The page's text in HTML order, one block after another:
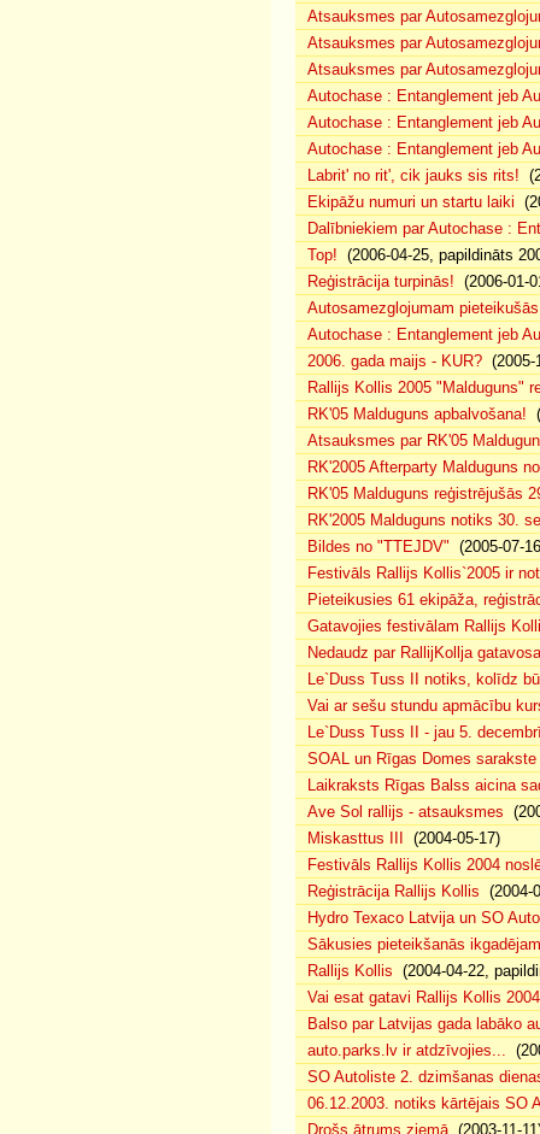
Atsauksmes par
Atsauksmes par
Atsauksmes par
Autochase : Entanglement jeb
Autochase : Entanglement jeb
Autochase : Entanglement jeb
Labrit' no rit', cik jauks sis rits!
Ekipāžu numuri un startu laiki
Dalībniekiem par Autochase :
Top! (2006-04-25, papildināts
Reģistrācija turpinās! (2006-01-
Autosamezglojumam
Autochase : Entanglement jeb
2006. gada maijs - KUR? (2005-
Rallijs Kollis 2005 "Malduguns"
RK'05 Malduguns apbalvošana!
Atsauksmes par RK'05
RK'2005 Afterparty Malduguns
RK'05 Malduguns reģistrējušās
RK'2005 Malduguns notiks 30.
Bildes no "TTEJDV" (2005-07-
Festivāls Rallijs Kollis`2005 ir
Pieteikusies 61 ekipāža,
Gatavojies festivālam Rallijs
Nedaudz par RallijKollja
Le`Duss Tuss II notiks, kolīdz
Vai ar sešu stundu apmācību
Le`Duss Tuss II - jau 5.
SOAL un Rīgas Domes
Laikraksts Rīgas Balss aicina
Ave Sol rallijs - atsauksmes
Miskasttus III
(2004-05-17)
Festivāls Rallijs Kollis 2004
Reģistrācija Rallijs Kollis (2004-
Hydro Texaco Latvija un SO
Sākusies pieteikšanās
Rallijs Kollis (2004-04-22,
Vai esat gatavi Rallijs Kollis
Balso par Latvijas gada labāko
auto.parks.lv ir atdzīvojies...
SO Autoliste 2. dzimšanas
06.12.2003. notiks kārtējais SO
Drošs ātrums ziemā (2003-11-